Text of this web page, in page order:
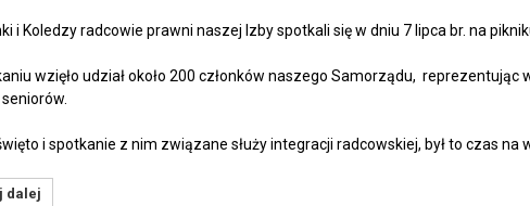
i Koledzy radcowie prawni naszej Izby spotkali się w dniu 7 lipca br. na pikniku
wzięło udział około 200 członków naszego Samorządu,
i spotkanie z nim związane służy integracji radcowskiej, był to czas na
dalej